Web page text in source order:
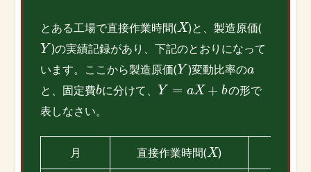
とある工場で直接作業時間(X)と、製造原価(
Y )の実績記録があり、下記のとおりになって
います。ここから製造原価(Y )変動比率のa
と、固定費bに分けて、 Y = aX + bの形で
表しなさい。
月 直接作業時間(X)